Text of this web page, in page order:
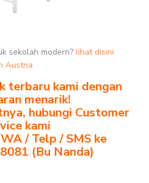
sekolah modern? lihat disini
Austria
terbaru kami dengan
menarik!
hubungi Customer
kami
/ Telp / SMS ke
(Bu Nanda)